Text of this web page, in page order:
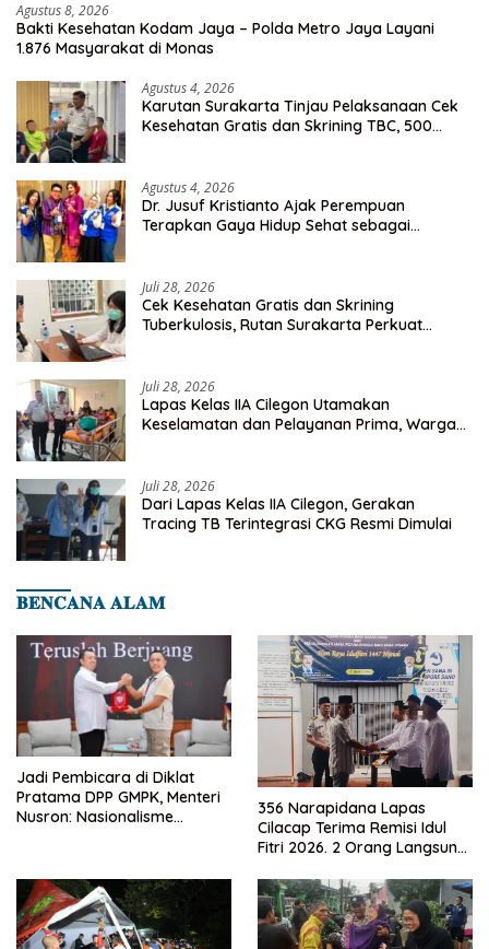
Agustus 8, 2026
Bakti Kesehatan Kodam Jaya – Polda Metro Jaya Layani
1.876 Masyarakat di Monas
Agustus 4, 2026
Karutan Surakarta Tinjau Pelaksanaan Cek
Kesehatan Gratis dan Skrining TBC, 500
Agustus 4, 2026
Dr. Jusuf Kristianto Ajak Perempuan
Terapkan Gaya Hidup Sehat sebagai
Juli 28, 2026
Cek Kesehatan Gratis dan Skrining
Tuberkulosis, Rutan Surakarta Perkuat
Juli 28, 2026
Lapas Kelas IIA Cilegon Utamakan
Keselamatan dan Pelayanan Prima, Warga
Juli 28, 2026
Dari Lapas Kelas IIA Cilegon, Gerakan
Tracing TB Terintegrasi CKG Resmi Dimulai
𝐁𝐄𝐍𝐂𝐀𝐍𝐀 𝐀𝐋𝐀𝐌
Jadi Pembicara di Diklat
Pratama DPP GMPK, Menteri
Nusron: Nasionalisme
356 Narapidana Lapas
Cilacap Terima Remisi Idul
Fitri 2026. 2 Orang Langsung